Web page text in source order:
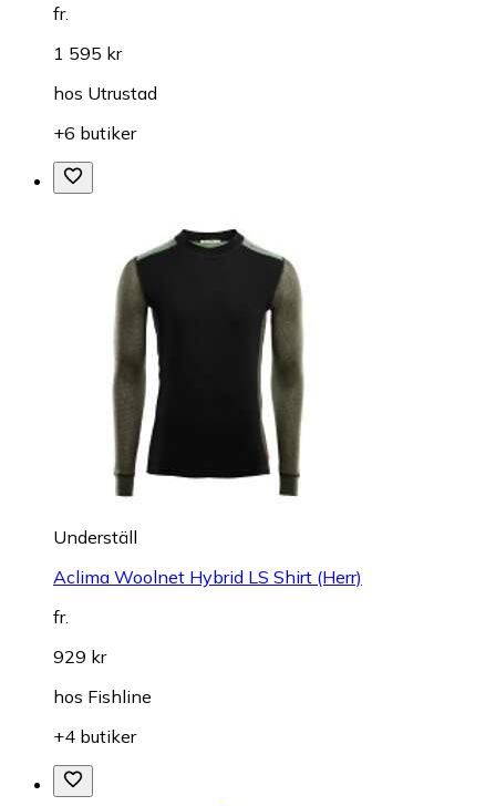
fr.
1 595 kr
hos Utrustad
+6 butiker
Underställ
Aclima Woolnet Hybrid LS Shirt (Herr)
fr.
929 kr
hos Fishline
+4 butiker